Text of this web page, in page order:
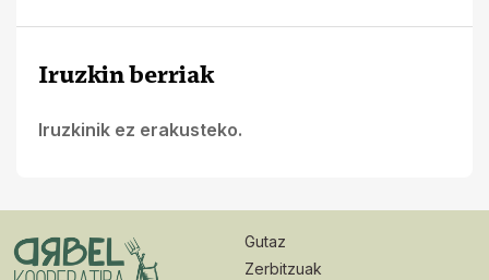
Iruzkin berriak
Iruzkinik ez erakusteko.
Gutaz
Zerbitzuak